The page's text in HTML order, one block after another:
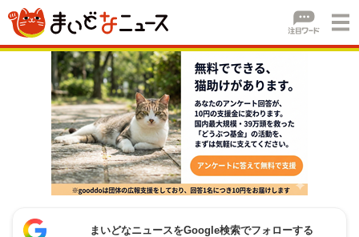
まいどなニュースをGoogle検索でフォローする